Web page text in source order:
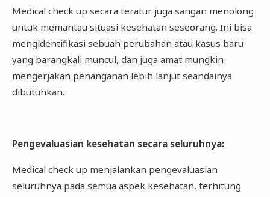
Medical check up secara teratur juga sangan menolong
untuk memantau situasi kesehatan seseorang. Ini bisa
mengidentifikasi sebuah perubahan atau kasus baru
yang barangkali muncul, dan juga amat mungkin
mengerjakan penanganan lebih lanjut seandainya
dibutuhkan.
Pengevaluasian kesehatan secara seluruhnya:
Medical check up menjalankan pengevaluasian
seluruhnya pada semua aspek kesehatan, terhitung